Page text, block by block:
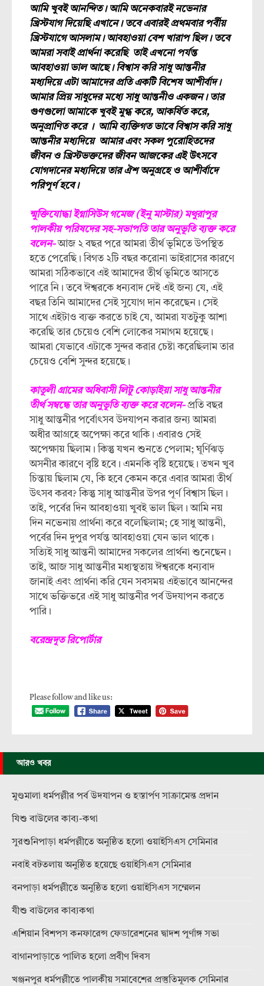
আমি খুবই আনন্দিত। আমি অনেকবারই নভেনার
খ্রিস্টযাগ দিয়েছি এখানে। তবে এবারই প্রথমবার পর্বীয়
খ্রিস্টযাগে আসলাম। আবহাওয়া বেশ খারাপ ছিল। তবে
আমরা সবাই প্রার্থনা করেছি তাই এখনো পর্যন্ত
আবহাওয়া ভাল আছে। বিশ্বাস করি সাধু আন্তনীর
মধ্যদিয়ে এটা আমাদের প্রতি একটি বিশেষ আশীর্বাদ।
আমার প্রিয় সাধুদের মধ্যে সাধু আন্তনীও একজন। তার
গুণগুলো আমাকে খুবই মুগ্ধ করে, আকর্ষিত করে,
অনুপ্রাণিত করে । আমি ব্যক্তিগত ভাবে বিশ্বাস করি সাধু
আন্তনীর মধ্যদিয়ে আমার এবং সকল পুরোহিতদের
জীবন ও খ্রিস্টভক্তদের জীবন আজকের এই উৎসবে
যোগদানের মধ্যদিয়ে তার ঐশ অনুগ্রহে ও আশীর্বাদে
পরিপূর্ণ হবে।
ন্মুক্তিযোদ্ধা ইগ্নাসিউস গমেজ (ইনু মাস্টার) মথুরাপুর
পালকীয় পরিষদের সহ-সভাপতি তার অনুভূতি ব্যক্ত করে
বলেন-আজ ২ বছর পরে আমরা তীর্থ ভূমিতে উপস্থিত
হতে পেরেছি। বিগত ২টি বছর করোনা ভাইরাসের কারণে
আমরা সঠিকভাবে এই আমাদের তীর্থ ভূমিতে আসতে
পারে নি। তবে ঈশ্বরকে ধন্যবাদ দেই এই জন্য যে, এই
বছর তিনি আমাদের সেই সুযোগ দান করেছেন। সেই
সাথে এইটাও ব্যক্ত করতে চাই যে, আমরা যতটুকু আশা
করেছি তার চেয়েও বেশি লোকের সমাগম হয়েছে।
আমরা যেভাবে এটাকে সুন্দর করার চেষ্টা করেছিলাম তার
চেয়েও বেশি সুন্দর হয়েছে।
কাতুলী গ্রামের অধিবাসী লিটু কোড়াইয়া সাধু আন্তনীর
তীর্থ সম্বন্ধে তার অনুভূতি ব্যক্ত করে বলেন-প্রতি বছর
সাধু আন্তনীর পর্বোৎসব উদযাপন করার জন্য আমরা
অধীর আগ্রহে অপেক্ষা করে থাকি। এবারও সেই
অপেক্ষায় ছিলাম। কিন্তু যখন শুনতে পেলাম; ঘূর্ণিঝড়
অসনীর কারণে বৃষ্টি হবে। এমনকি বৃষ্টি হয়েছে। তখন খুব
চিন্তায় ছিলাম যে, কি হবে কেমন করে এবার আমরা তীর্থ
উৎসব করব? কিন্তু সাধু আন্তনীর উপর পূর্ণ বিশ্বাস ছিল।
তাই, পর্বের দিন আবহাওয়া খুবই ভাল ছিল। আমি নয়
দিন নভেনায় প্রার্থনা করে বলেছিলাম; হে সাধু আন্তনী,
পর্বের দিন দুপুর পর্যন্ত আবহাওয়া যেন ভাল থাকে।
সত্যিই সাধু আন্তনী আমাদের সকলের প্রার্থনা শুনেছেন।
তাই, আজ সাধু আন্তনীর মধ্যস্থতায় ঈশ্বরকে ধন্যবাদ
জানাই এবং প্রার্থনা করি যেন সবসময় এইভাবে আনন্দের
সাথে ভক্তিভরে এই সাধু আন্তনীর পর্ব উদযাপন করতে
পারি।
বরেন্দ্রদূত রিপোর্টার
Please follow and like us:
আরও খবর
মুণ্ডমালা ধর্মপল্লীর পর্ব উদযাপন ও হস্তার্পণ সাক্রামেন্ত প্রদান
যিশু বাউলের কাব্য-কথা
সুরশুনিপাড়া ধর্মপল্লীতে অনুষ্ঠিত হলো ওয়াইসিএস সেমিনার
নবাই বটতলায় অনুষ্ঠিত হয়েছে ওয়াইসিএস সেমিনার
বনপাড়া ধর্মপল্লীতে অনুষ্ঠিত হলো ওয়াইসিএস সম্মেলন
যীশু বাউলের কাব্যকথা
এশিয়ান বিশপস কনফারেন্স ফেডারেশনের দ্বাদশ পূর্ণাঙ্গ সভা
বাগানপাড়াতে পালিত হলো প্রবীণ দিবস
খঞ্জনপুর ধর্মপল্লীতে পালকীয় সমাবেশের প্রস্তুতিমূলক সেমিনার